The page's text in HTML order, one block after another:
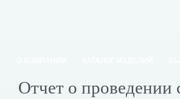
Отчет о